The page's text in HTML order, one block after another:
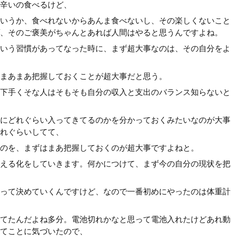
いの食べるけど、
うか、食べれないからあんま食べないし、その楽しくないこと
そのご褒美がちゃんとあれば人間はやると思うんですよね。
う習慣があってなった時に、まず超大事なのは、その自分をよ
あまあ把握しておくことが超大事だと思う。
手くそな人はそもそも自分の収入と支出のバランス知らないと
どれぐらい入ってきてるのかを分かっておくみたいなのが大事
ぐらいしてて、
、まずはまあ把握しておくのが超大事ですよねと。
る化をしていきます。何かにつけて、まず今の自分の現状を把
て決めていくんですけど、なので一番初めにやったのは体重計
たんだよね多分。電池切れかなと思って電池入れたけどあれ動
ことに気づいたので、